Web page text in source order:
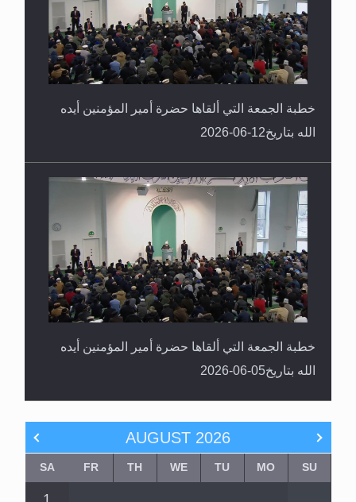
خطبة الجمعة التي ألقاها حضرة أمير المؤمنين أيده
الله بتاريخ12-06-2026
خطبة الجمعة التي ألقاها حضرة أمير المؤمنين أيده
الله بتاريخ05-06-2026
AUGUST 2026
SU
MO
TU
WE
TH
FR
SA